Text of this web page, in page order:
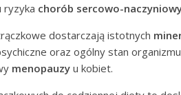
ryzyka chorób sercowo-
dostarczają istotnych
oraz ogólny stan
menopauzy u kobiet.